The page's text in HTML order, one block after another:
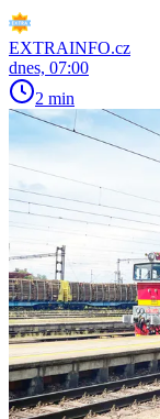
EXTRAINFO.cz
dnes, 07:00
2 min